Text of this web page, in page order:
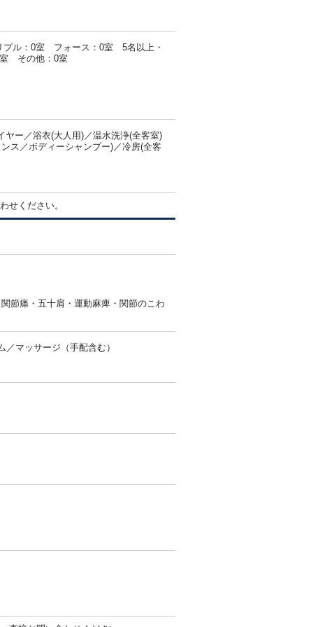
ル：0室 フォース：0室 5名以上・
その他：0室
ー／浴衣(大人用)／温水洗浄(全客室)
ス／ボディーシャンプー)／冷房(全客
せください。
節痛・五十肩・運動麻痺・関節のこわ
マッサージ（手配含む）